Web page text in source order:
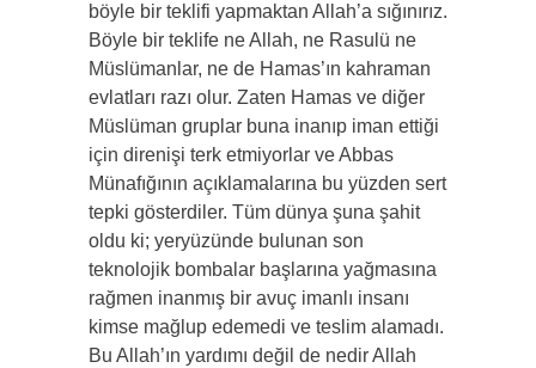
böyle bir teklifi yapmaktan Allah’a sığınırız.
Böyle bir teklife ne Allah, ne Rasulü ne
Müslümanlar, ne de Hamas’ın kahraman
evlatları razı olur. Zaten Hamas ve diğer
Müslüman gruplar buna inanıp iman ettiği
için direnişi terk etmiyorlar ve Abbas
Münafığının açıklamalarına bu yüzden sert
tepki gösterdiler. Tüm dünya şuna şahit
oldu ki; yeryüzünde bulunan son
teknolojik bombalar başlarına yağmasına
rağmen inanmış bir avuç imanlı insanı
kimse mağlup edemedi ve teslim alamadı.
Bu Allah’ın yardımı değil de nedir Allah